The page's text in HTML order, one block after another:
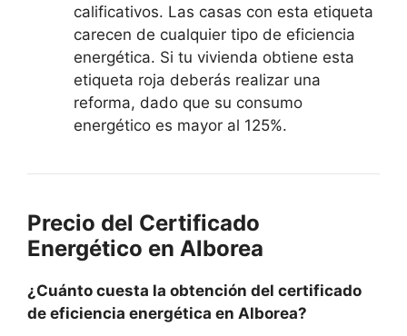
calificativos. Las casas con esta etiqueta
carecen de cualquier tipo de eficiencia
energética. Si tu vivienda obtiene esta
etiqueta roja deberás realizar una
reforma, dado que su consumo
energético es mayor al 125%.
Precio del Certificado
Energético en Alborea
¿Cuánto cuesta la obtención del certificado
de eficiencia energética en Alborea?